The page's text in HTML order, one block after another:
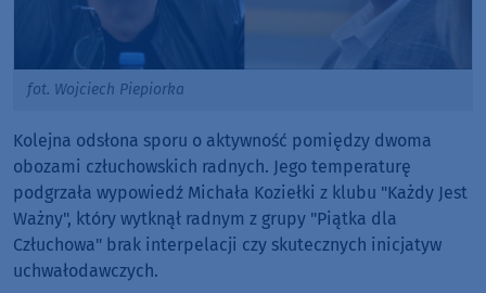
fot. Wojciech Piepiorka
Kolejna odsłona sporu o aktywność pomiędzy dwoma
obozami człuchowskich radnych. Jego temperaturę
podgrzała wypowiedź Michała Koziełki z klubu "Każdy Jest
Ważny", który wytknął radnym z grupy "Piątka dla
Człuchowa" brak interpelacji czy skutecznych inicjatyw
uchwałodawczych.